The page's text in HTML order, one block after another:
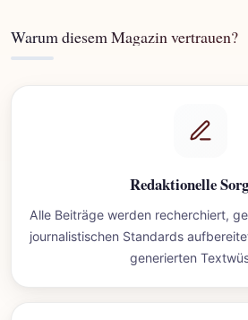
Warum diesem Magazin vertrauen?
Redaktionelle
Alle Beiträge werden recherchiert,
journalistischen Standards
generierten